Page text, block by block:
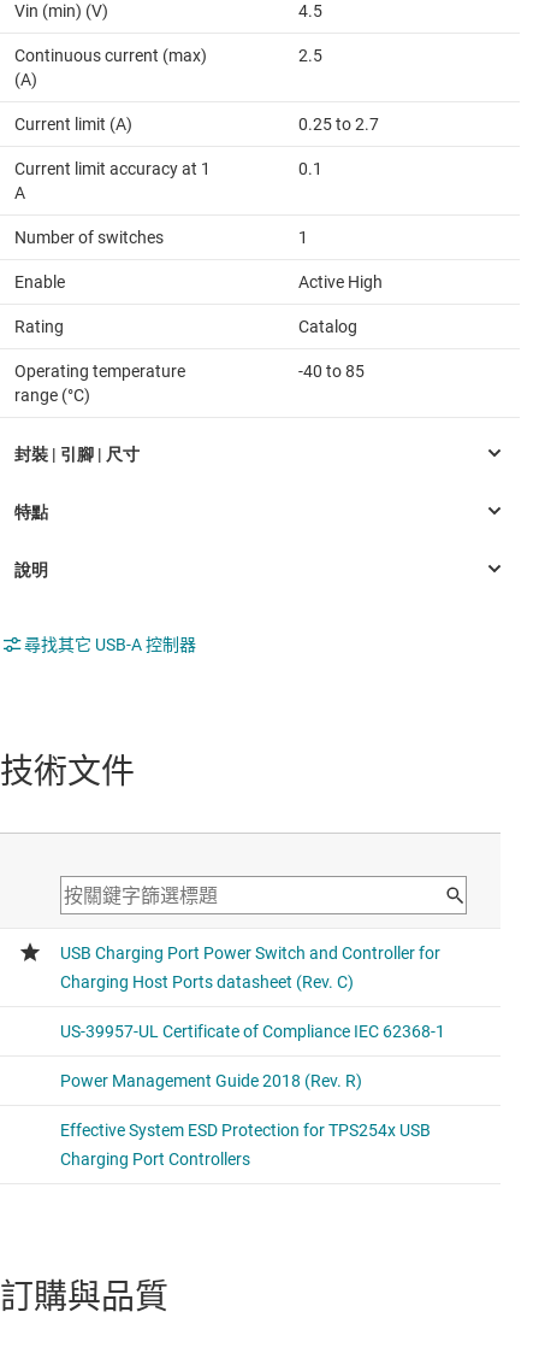
Vin (min) (V) 4.5
Continuous current (max)
(A)
2.5
Current limit (A) 0.25 to 2.7
Current limit accuracy at 1
A
0.1
Number of switches 1
Enable Active High
Rating Catalog
Operating temperature
range (°C)
-40 to 85
尋找其它 USB-A 控制器
技術文件
訂購與品質